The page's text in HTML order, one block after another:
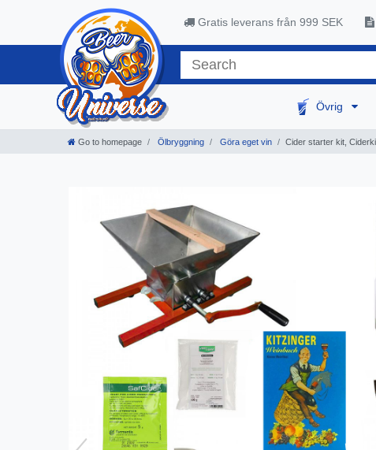
Gratis leverans från 999 SEK
Övrig
Go to homepage Ölbryggning Göra eget vin Cider starter kit,